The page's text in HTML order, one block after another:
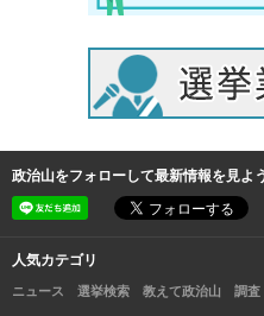
政治山をフォローして最新情報を見よ
人気カテゴリ
ニュース 選挙検索 教えて政治山 調査